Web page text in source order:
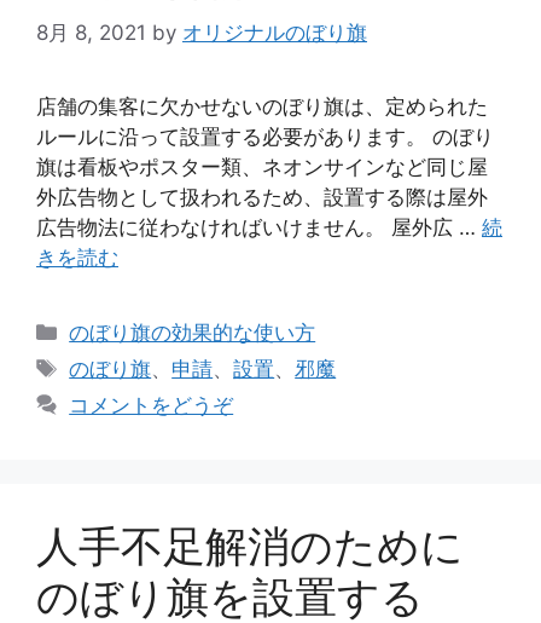
8月 8, 2021 by オリジナルのぼり旗
店舗の集客に欠かせないのぼり旗は、定められた
ルールに沿って設置する必要があります。 のぼり
旗は看板やポスター類、ネオンサインなど同じ屋
外広告物として扱われるため、設置する際は屋外
広告物法に従わなければいけません。 屋外広 … 続
きを読む
カ
テ
リ
のぼり旗の効果的な使い方
タ
のぼり旗、 申請、設置、 邪魔
コメントをどうぞ
人手不足解消のために
のぼり旗を設置する